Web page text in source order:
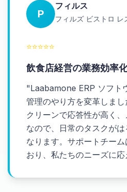
P
フィルス
フィルズ ビストロ レ
⭐⭐⭐⭐⭐
飲食店経営の業務効率
"Laabamone ERP ソフト
管理のやり方を変革しま
クリーンで応答性が高く
なので、日常のタスクがは
なります。サポートチー
おり、私たちのニーズに応